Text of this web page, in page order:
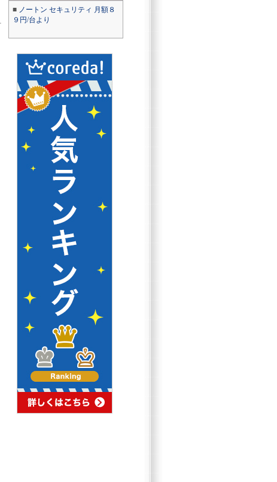
■ ノートン セキュリティ 月額８
９円/台より